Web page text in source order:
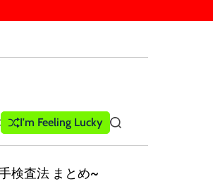
I'm Feeling Lucky
S
e
検査法 まとめ~